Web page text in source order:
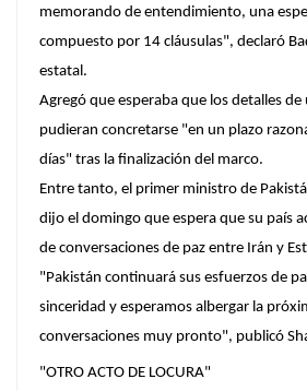
memorando de entendimiento, una
compuesto por 14 cláusulas", declaró
estatal.
Agregó que esperaba que los detalles
pudieran concretarse "en un plazo
días" tras la finalización del marco.
Entre tanto, el primer ministro de
dijo el domingo que espera que su país
de conversaciones de paz entre Irán y
"Pakistán continuará sus esfuerzos de
sinceridad y esperamos albergar la
conversaciones muy pronto", publicó
"OTRO ACTO DE LOCURA"